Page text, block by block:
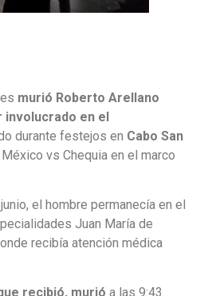
murió Roberto Arellano
involucrado en el
durante festejos en Cabo San
vs Chequia en el marco
el hombre permanecía en el
Juan María de
recibía atención médica
recibió, murió a las 9:43